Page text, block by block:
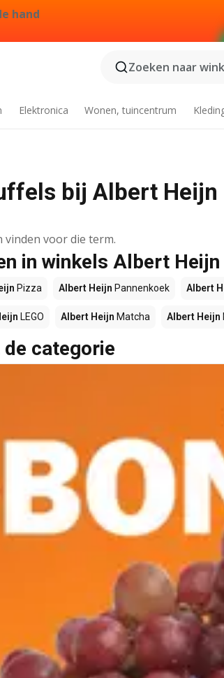
hand
Zoeken naar
Elektronica Wonen, tuincentrum
bij Albert
voor die term.
in winkels Albert Heijn
Pizza Albert Heijn Pannenkoek Albert
LEGO Albert Heijn Matcha Albert Heijn
categorie